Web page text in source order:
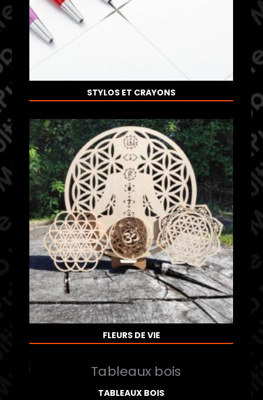
STYLOS ET CRAYONS
FLEURS DE VIE
TABLEAUX BOIS